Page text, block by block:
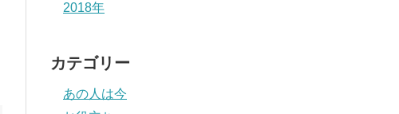
2018年
カテゴリー
あの人は今